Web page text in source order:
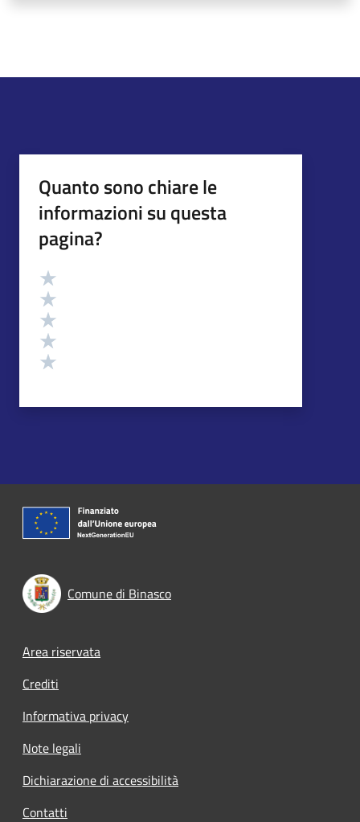
Quanto sono chiare le
informazioni su questa
pagina?
Valutazione
Comune di Binasco
Footer menu
Area riservata
Crediti
Informativa privacy
Note legali
Dichiarazione di accessibilità
Contatti